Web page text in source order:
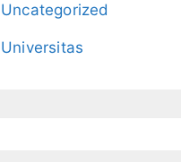
Uncategorized
Universitas